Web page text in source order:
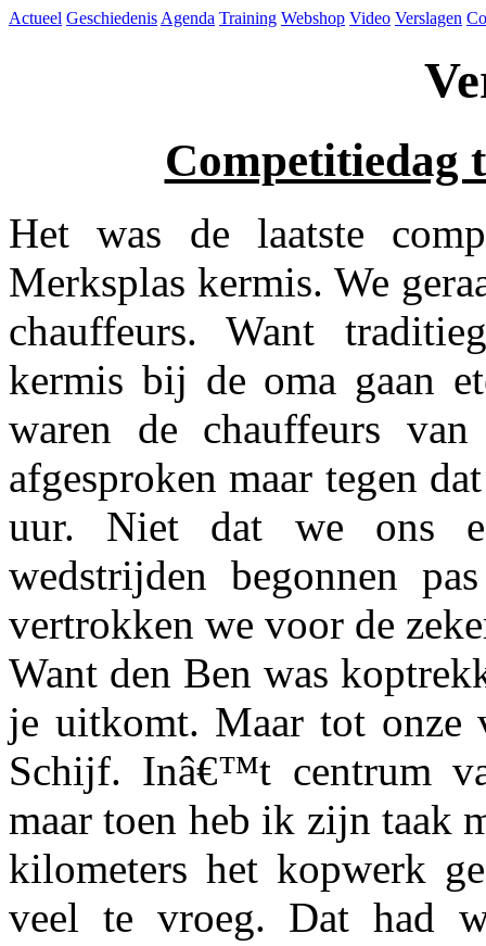
Actueel Geschiedenis Agenda Training Webshop Video Verslagen
Competitiedag
Het was de laatste
Merksplas kermis. We
chauffeurs. Want
kermis bij de oma gaan
waren de chauffeurs
afgesproken maar tegen
uur. Niet dat we ons
wedstrijden begonnen
vertrokken we voor de
Want den Ben was
je uitkomt. Maar tot onze
Schijf. Inâ€™t centrum
maar toen heb ik zijn taak
kilometers het kopwerk
veel te vroeg. Dat had